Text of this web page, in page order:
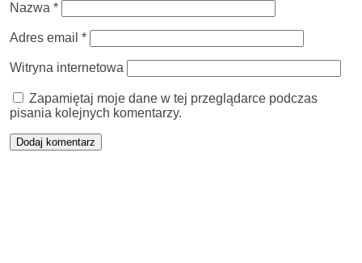
Nazwa *
Adres email *
Witryna internetowa
Zapamiętaj moje dane w tej przeglądarce podczas
pisania kolejnych komentarzy.